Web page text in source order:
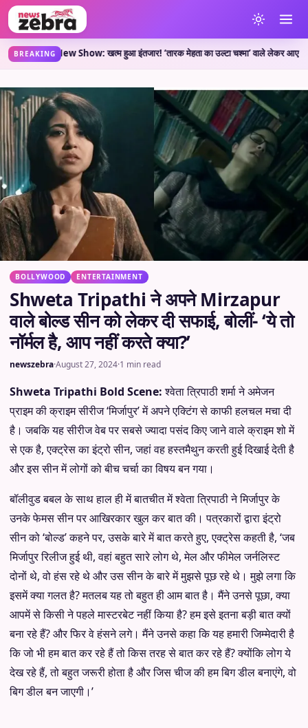
BREAKING
New Show: खत्म हुआ इंतजार! ‘तारक मेहता का उल्टा चश्मा’ वाले लेकर आए नया
BOLLYWOOD ENTERTAINMENT
Shweta Tripathi ने अपने Mirzapur
वाले बोल्ड सीन को लेकर दी सफाई, बोलीं- ‘ये तो
नॉर्मल है, आप नहीं करते क्या?’
newszebra·August 27, 2024·1 min read
Shweta Tripathi Bold Scene:श्वेता त्रिपाठी शर्मा ने अमेजन
प्राइम की क्राइम सीरीज ‘मिर्जापुर’ में अपने एक्टिंग से काफी हलचल मचा दी
है। जबकि यह सीरीज वेब पर सबसे ज्यादा पसंद किए जाने वाले क्राइम शो में
से एक है, एक्ट्रेस का इंट्रो सीन, जहां वह हस्तमैथुन करती हुई दिखाई देती है
और इस सीन में लोगों को बीच चर्चा का विषय बन गया।
बॉलीवुड बबल के साथ हाल ही में बातचीत में श्वेता त्रिपाठी ने मिर्जापुर के
उनके फेमस सीन पर आखिरकार खुल कर बात की। पत्रकारों द्वारा इंट्रो
सीन को ‘बोल्ड’ कहने पर, उसके बारे में बात करते हुए, एक्ट्रेस कहती है, ‘जब
मिर्जापुर रिलीज हुई थी, वहां बहुत सारे लोग थे, मेल और फीमेल जर्नलिस्ट
दोनों थे, वो हंस रहे थे और उस सीन के बारे में मुझसे पूछ रहे थे। मुझे लगा कि
इसमें क्या गलत है? मतलब यह तो बहुत ही आम बात है। मैंने उनसे पूछा, क्या
आपमें से किसी ने पहले मास्टरबेट नहीं किया है? हम इसे इतना बड़ी बात क्यों
बना रहे हैं? और फिर वे हंसने लगे। मैंने उनसे कहा कि यह हमारी जिम्मेदारी है
कि जो भी हम बात कर रहे हैं तो किस तरह से बात कर रहे हैं? क्योंकि लोग ये
देख रहे हैं, तो बहुत जरूरी होता है और जिस चीज की हम बिग डील बनाएंगे, वो
बिग डील बन जाएगी।’